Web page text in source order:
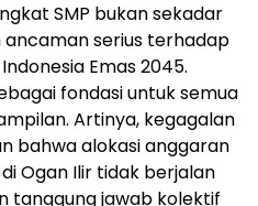
SMP bukan sekadar
serius terhadap
Emas 2045.
fondasi untuk semua
Artinya, kegagalan
bahwa alokasi anggaran
Ogan Ilir tidak berjalan
tanggung jawab kolektif